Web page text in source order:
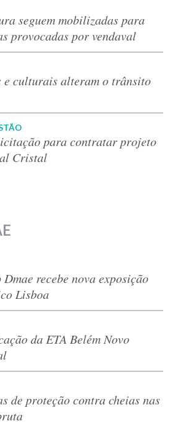
seguem mobilizadas para
provocadas por vendaval
e culturais alteram o trânsito
para contratar projeto
Cristal
recebe nova exposição
Lisboa
da ETA Belém Novo
de proteção contra cheias nas